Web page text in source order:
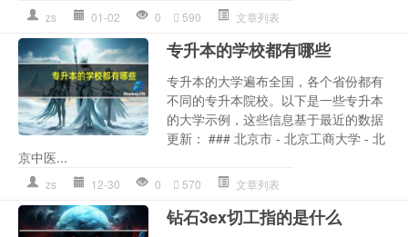
zs 01-02 0 590 文章列表
专升本的学校都有哪些
专升本的大学遍布全国，各个省份都有
不同的专升本院校。以下是一些专升本
的大学示例，这些信息基于最近的数据
更新： ### 北京市 - 北京工商大学 - 北
京中医...
zs 12-30 0 570 文章列表
钻石3ex切工指的是什么